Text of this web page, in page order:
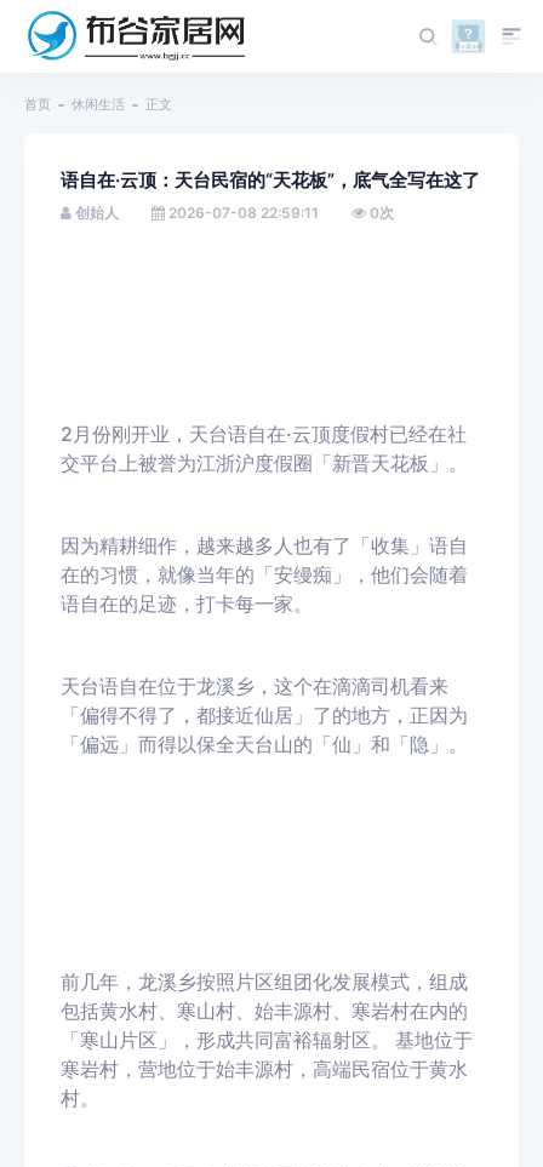
首页 休闲生活 正文
语自在·云顶：天台民宿的“天花板”，底气全写在这了
创始人 2026-07-08 22:59:11 0次
2月份刚开业，天台语自在·云顶度假村已经在社
交平台上被誉为江浙沪度假圈「新晋天花板」。
因为精耕细作，越来越多人也有了「收集」语自
在的习惯，就像当年的「安缦痴」，他们会随着
语自在的足迹，打卡每一家。
天台语自在位于龙溪乡，这个在滴滴司机看来
「偏得不得了，都接近仙居」了的地方，正因为
「偏远」而得以保全天台山的「仙」和「隐」。
前几年，龙溪乡按照片区组团化发展模式，组成
包括黄水村、寒山村、始丰源村、寒岩村在内的
「寒山片区」，形成共同富裕辐射区。 基地位于
寒岩村，营地位于始丰源村，高端民宿位于黄水
村。